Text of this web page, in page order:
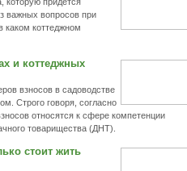
важных вопросов при
каком коттеджном
и коттеджных
взносов в садоводстве
Строго говоря, согласно
относятся к сфере компетенции
товарищества (ДНТ).
стоит жить